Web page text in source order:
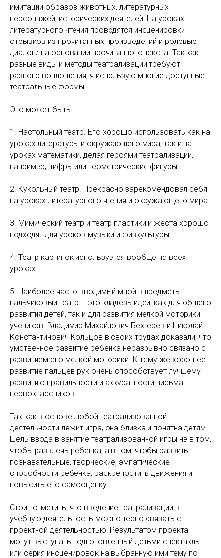
имитации образов животных, литературных
персонажей, исторических деятелей. На уроках
литературного чтения проводятся инсценировки
отрывков из прочитанных произведений и ролевые
диалоги на основании прочитанного текста. Так как
разные виды и методы театрализации требуют
разного воплощения, я использую многие доступные
театральные формы.
Это может быть:
1. Настольный театр. Его хорошо использовать как на
уроках литературы и окружающего мира, так и на
уроках математики, делая героями театрализации,
например, цифры или геометрические фигуры.
2. Кукольный театр. Прекрасно зарекомендовал себя
на уроках литературного чтения и окружающего мира.
3. Мимический театр и театр пластики и жеста хорошо
подходят для уроков музыки и физкультуры.
4. Театр картинок используется вообще на всех
уроках.
5. Наиболее часто вводимый мной в предметы
пальчиковый театр – это кладезь идей, как для общего
развития детей, так и для развития мелкой моторики
учеников. Владимир Михайлович Бехтерев и Николай
Константинович Кольцов в своих трудах доказали, что
умственное развитие ребенка неразрывно связано с
развитием его мелкой моторики. К тому же хорошее
развитие пальцев рук очень способствует лучшему
развитию правильности и аккуратности письма
первоклассников.
Так как в основе любой театрализованной
деятельности лежит игра, она близка и понятна детям.
Цель ввода в занятие театрализованной игры не в том,
чтобы развлечь ребенка, а в том, чтобы развить
познавательные, творческие, эмпатические
способности ребенка, раскрепостить движения и
повысить его самооценку.
Стоит отметить, что введение театрализации в
учебную деятельность можно тесно связать с
проектной деятельностью. Результатом проекта
могут выступать подготовленный детьми спектакль
или серия инсценировок на выбранную ими тему по